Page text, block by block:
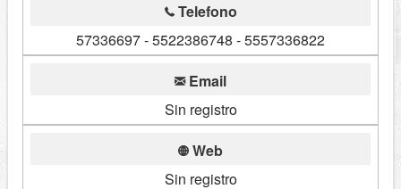
Telefono
57336697 - 5522386748 - 5557336822
Email
Sin registro
Web
Sin registro